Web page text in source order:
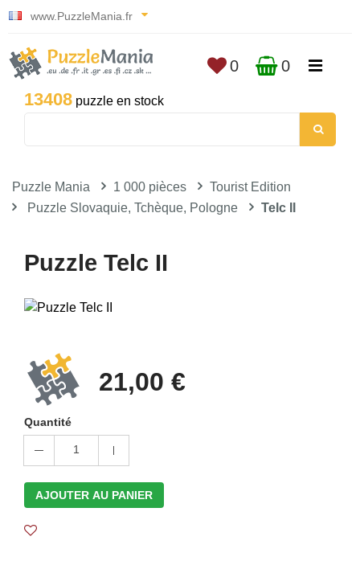
www.PuzzleMania.fr
13408 puzzle en stock
0 0
Puzzle Mania 1 000 pièces
Tourist Edition
Puzzle Slovaquie, Tchèque, Pologne
Telc II
Puzzle Telc II
21,00 €
Quantité
1
AJOUTER AU PANIER